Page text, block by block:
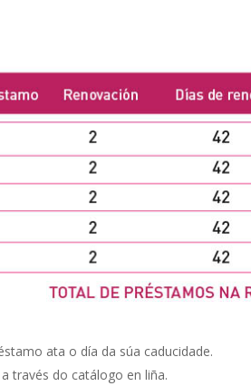
ata o día da súa caducidade.
través do catálogo en liña.